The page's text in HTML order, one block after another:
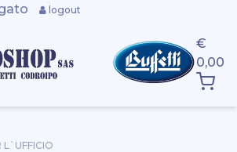
logout
€
0,00
L`UFFICIO